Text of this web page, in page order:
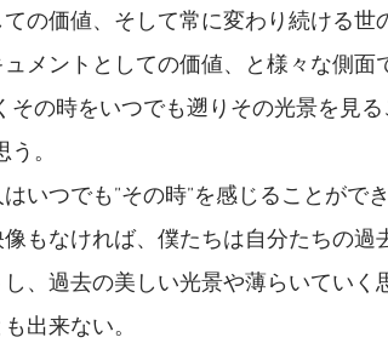
の価値、そして常に変わり続ける世
メントとしての価値、と様々な側面
その時をいつでも遡りその光景を見る
。
いつでも”その時”を感じることがで
もなければ、僕たちは自分たちの過
、過去の美しい光景や薄らいていく
出来ない。